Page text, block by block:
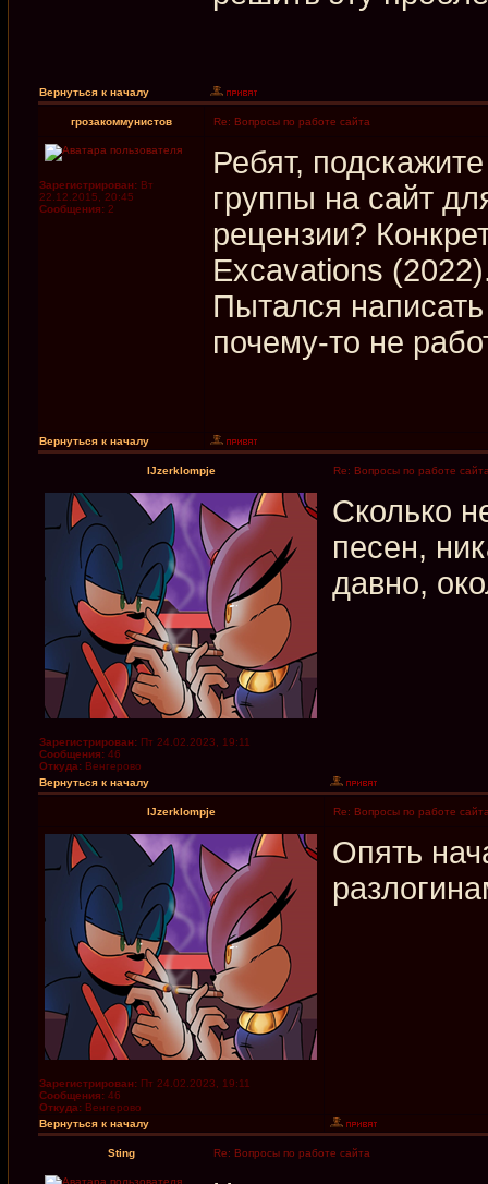
Вернуться к началу
грозакоммунистов Re: Вопросы по работе сайта
Зарегистрирован: Вт
22.12.2015, 20:45
Сообщения: 2
Ребят,
группы на сайт
рецензии?
Excavations
Пытался
почему-то не
Вернуться к началу
IJzerklompje Re: Вопросы по работе
Зарегистрирован: Пт 24.02.2023, 19:11
Сообщения: 46
Откуда: Венгерово
Сколько
песен,
давно,
Вернуться к началу
IJzerklompje Re: Вопросы по работе
Зарегистрирован: Пт 24.02.2023, 19:11
Сообщения: 46
Откуда: Венгерово
Опять
Вернуться к началу
Sting Re: Вопросы по работе сайта